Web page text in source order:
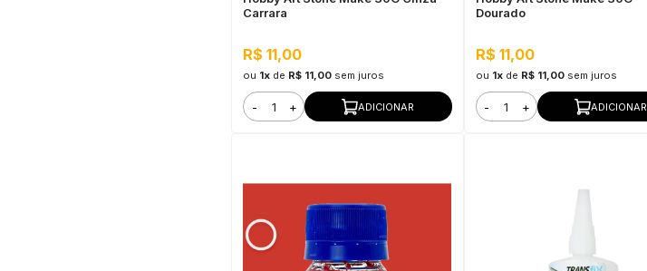
Carrara
R$ 11,00
ou 1x de R$ 11,00 sem juros
- + ADICIONAR
Dourado
R$ 11,00
ou 1xde R$ 11,00 sem juros
- + ADICIONAR